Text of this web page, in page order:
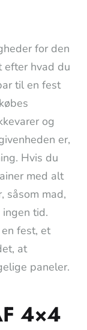
for den
efter hvad du
til en fest
og
er,
Hvis du
med alt
såsom mad,
tid.
fest, et
at
paneler.
4×4